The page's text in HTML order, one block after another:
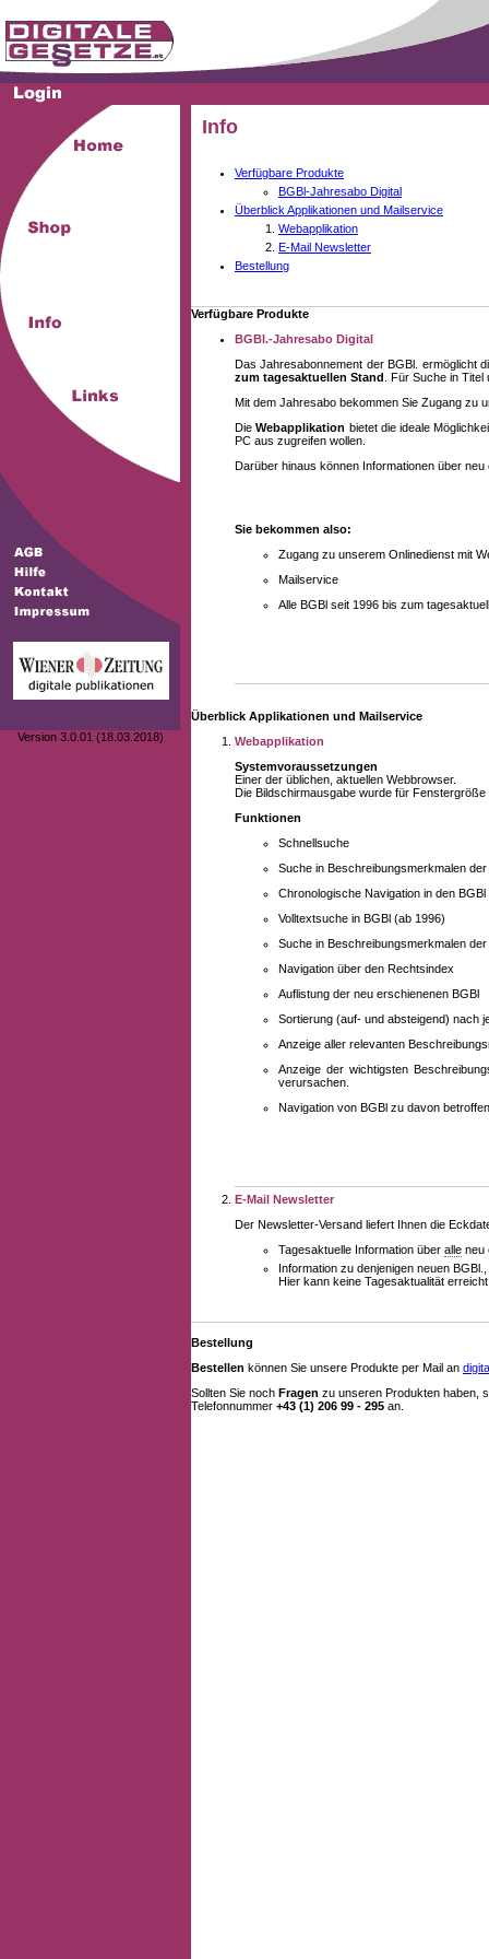
Version 3.0.01 (18.03.2018)
Info
Verfügbare Produkte
BGBl-Jahresabo Digital
Überblick Applikationen und Mailservice
Webapplikation
E-Mail Newsletter
Bestellung
Verfügbare Produkte
BGBl.-Jahresabo Digital
Das Jahresabonnement der BGBl. ermöglicht
zum tagesaktuellen Stand . Für Suche in
Mit dem Jahresabo bekommen Sie Zugang zu
DieWebapplikation bietet die ideale
PC aus zugreifen wollen.
Darüber hinaus können Informationen über
Sie bekommen also:
Zugang zu unserem Onlinedienst mit
Mailservice
Alle BGBl seit 1996 bis zum
Überblick Applikationen und Mailservice
Webapplikation
Systemvoraussetzungen
Einer der üblichen, aktuellen Webbrowser.
Die Bildschirmausgabe wurde für
Funktionen
Schnellsuche
Suche in Beschreibungsmerkmalen
Chronologische Navigation in den BGBl
Volltextsuche in BGBl (ab 1996)
Suche in Beschreibungsmerkmalen
Navigation über den Rechtsindex
Auflistung der neu erschienenen BGBl
Sortierung (auf- und absteigend) nach
Anzeige aller relevanten
Anzeige der wichtigsten
verursachen.
Navigation von BGBl zu davon
E-Mail Newsletter
Der Newsletter-Versand liefert Ihnen die
Tagesaktuelle Information über alle neu
Information zu denjenigen neuen
Hier kann keine Tagesaktualität
Bestellung
Bestellen können Sie unsere Produkte per Mail an
Sollten Sie noch Fragen zu unseren Produkten haben,
Telefonnummer +43 (1) 206 99 - 295 an.